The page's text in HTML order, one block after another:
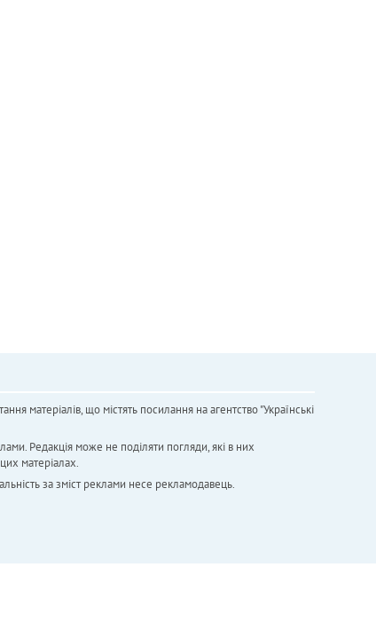
матеріалів, що містять посилання на агентство "Українськi
Редакція може не поділяти погляди, які в них
матеріалах.
за зміст реклами несе рекламодавець.